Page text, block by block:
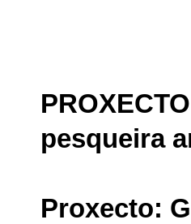
pesqueira
Proxecto: